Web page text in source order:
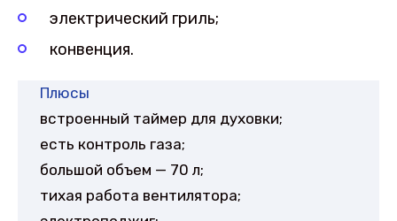
электрический гриль;
конвенция.
Плюсы
встроенный таймер для духовки;
есть контроль газа;
большой объем — 70 л;
тихая работа вентилятора;